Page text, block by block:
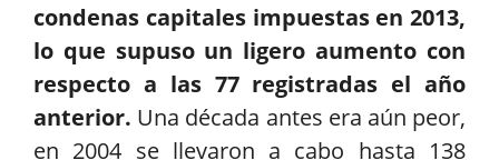
condenas capitales impuestas en 2013,
lo que supuso un ligero aumento con
respecto a las 77 registradas el año
anterior. Una década antes era aún peor,
en 2004 se llevaron a cabo hasta 138